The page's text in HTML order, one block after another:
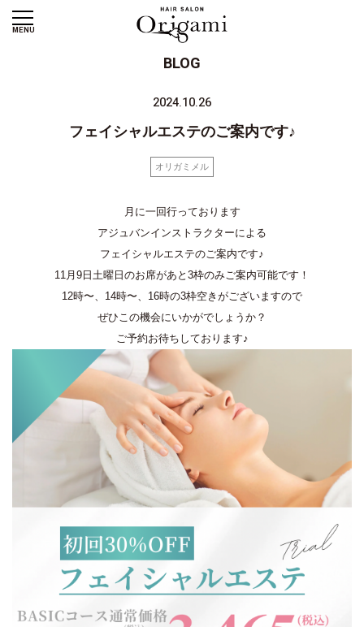
MENU
BLOG
2024.10.26
フェイシャルエステのご案内です♪
オリガミメル
月に一回行っております
アジュバンインストラクターによる
フェイシャルエステのご案内です♪
11月9日土曜日のお席があと3枠のみご案内可能です！
12時〜、14時〜、16時の3枠空きがございますので
ぜひこの機会にいかがでしょうか？
ご予約お待ちしております♪